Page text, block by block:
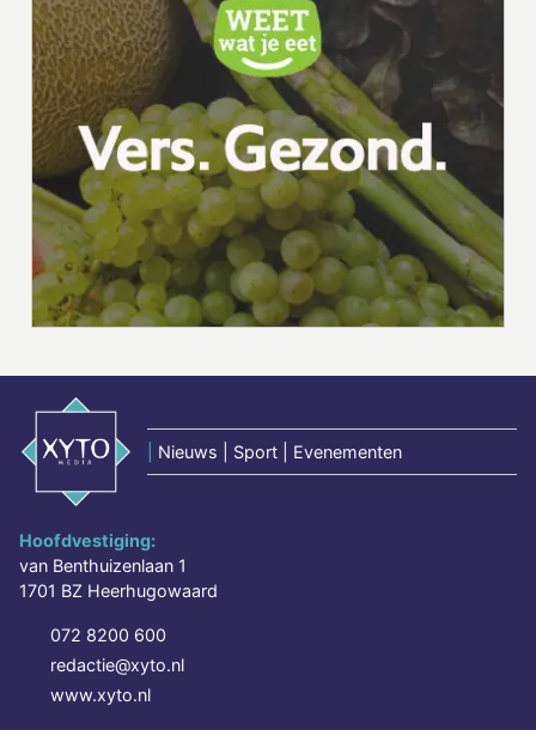
Nieuws | Sport | Evenementen
Hoofdvestiging:
van Benthuizenlaan 1
1701 BZ Heerhugowaard
072 8200 600
redactie@xyto.nl
www.xyto.nl